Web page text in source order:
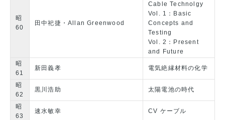
昭
60
田中祀捷・Allan Greenwood
Cable Technolgy
Vol. 1：Basic
Concepts and
Testing
Vol. 2：Present
and Future
昭
61
新田義孝 電気絶縁材料の化学
昭
62
黒川浩助 太陽電池の時代
昭
63
速水敏幸 CV ケーブル